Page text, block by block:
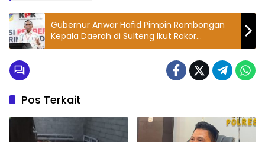
Gubernur Anwar Hafid Pimpin Rombongan
Kepala Daerah di Sulteng Ikut Rakor
Pemberantasan Korupsi
Pos Terkait